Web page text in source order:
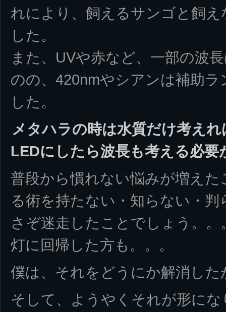
れにより、飼えるサンゴと飼
した。
また、UVや赤など、一部の波
のの、420nmやシアンは補助
した。
メタハラの時は水質だけ考え
LEDにしたら波長も考える必
普段から慣れない悩みが増え
る術を持たない・知らない・
さぞ迷走したことでしょう。
灯に回帰した方も。。。
僕は、それをどうにか解消し
そして、ようやくそれが形に